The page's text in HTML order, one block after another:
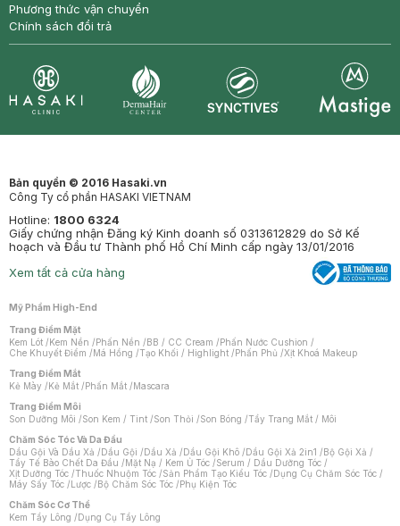
Phương thức vận chuyển
Chính sách đổi trả
Bản quyền © 2016 Hasaki.vn
Công Ty cổ phần HASAKI VIETNAM
Hotline: 1800 6324
Giấy chứng nhận Đăng ký Kinh doanh số 0313612829 do Sở Kế
hoạch và Đầu tư Thành phố Hồ Chí Minh cấp ngày 13/01/2016
Xem tất cả cửa hàng
Mỹ Phẩm High-End
Trang Điểm Mặt
Kem Lót /Kem Nền /Phấn Nền /BB / CC Cream /Phấn Nước Cushion /
Che Khuyết Điểm /Má Hồng /Tạo Khối / Highlight /Phấn Phủ /Xịt Khoá Makeup
Trang Điểm Mắt
Kẻ Mày /Kẻ Mắt /Phấn Mắt /Mascara
Trang Điểm Môi
Son Dưỡng Môi /Son Kem / Tint /Son Thỏi /Son Bóng /Tẩy Trang Mắt / Môi
Chăm Sóc Tóc Và Da Đầu
Dầu Gội Và Dầu Xả /Dầu Gội /Dầu Xả /Dầu Gội Khô /Dầu Gội Xả 2in1 /Bộ Gội Xả /
Tẩy Tế Bào Chết Da Đầu /Mặt Nạ / Kem Ủ Tóc /Serum / Dầu Dưỡng Tóc /
Xịt Dưỡng Tóc /Thuốc Nhuộm Tóc /Sản Phẩm Tạo Kiểu Tóc /Dụng Cụ Chăm Sóc Tóc /
Máy Sấy Tóc /Lược /Bộ Chăm Sóc Tóc /Phụ Kiện Tóc
Chăm Sóc Cơ Thể
Kem Tẩy Lông /Dụng Cụ Tẩy Lông